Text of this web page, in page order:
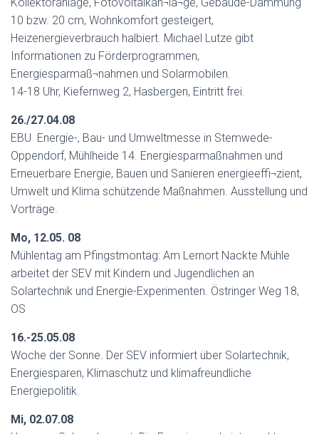
10 bzw. 20 cm, Wohnkomfort gesteigert,
Heizenergieverbrauch halbiert. Michael Lutze gibt
Informationen zu Förderprogrammen,
Energiesparmaß¬nahmen und Solarmobilen.
14-18 Uhr, Kiefernweg 2, Hasbergen, Eintritt frei.
26./27.04.08
EBU  Energie-, Bau- und Umweltmesse in Stemwede-
Oppendorf, Mühlheide 14. Energiesparmaßnahmen und
Erneuerbare Energie, Bauen und Sanieren energieeffi¬zient,
Umwelt und Klima schützende Maßnahmen. Ausstellung und
Vorträge.
Mo, 12.05. 08
Mühlentag am Pfingstmontag: Am Lernort Nackte Mühle
arbeitet der SEV mit Kindern und Jugendlichen an
Solartechnik und Energie-Experimenten. Östringer Weg 18,
OS
16.-25.05.08
Woche der Sonne. Der SEV informiert über Solartechnik,
Energiesparen, Klimaschutz und klimafreundliche
Energiepolitik.
Mi, 02.07.08